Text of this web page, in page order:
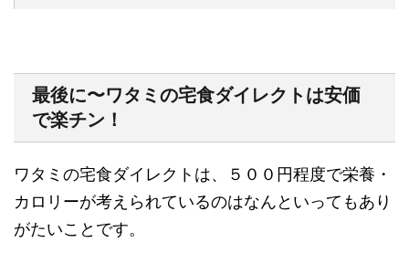
最後に〜ワタミの宅食ダイレクトは安価
で楽チン！
ワタミの宅食ダイレクトは、５００円程度で栄養・
カロリーが考えられているのはなんといってもあり
がたいことです。